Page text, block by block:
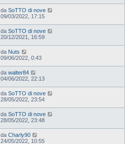
da SoTTO di nove
09/03/2022, 17:15
da SoTTO di nove
20/12/2021, 16:59
da Nuts
09/06/2022, 0:43
da walter84
04/06/2022, 22:13
da SoTTO di nove
28/05/2022, 23:54
da SoTTO di nove
28/05/2022, 23:48
da Charly90
24/05/2022, 10:55